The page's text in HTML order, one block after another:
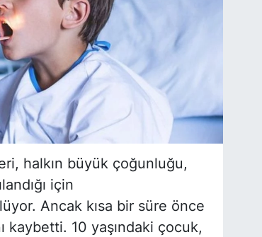
halkın büyük çoğunluğu,
için
Ancak kısa bir süre önce
kaybetti. 10 yaşındaki çocuk,